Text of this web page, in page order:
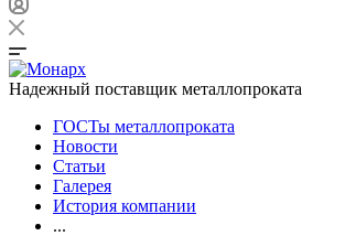
Надежный поставщик металлопроката
ГОСТы металлопроката
Новости
Статьи
Галерея
История компании
...